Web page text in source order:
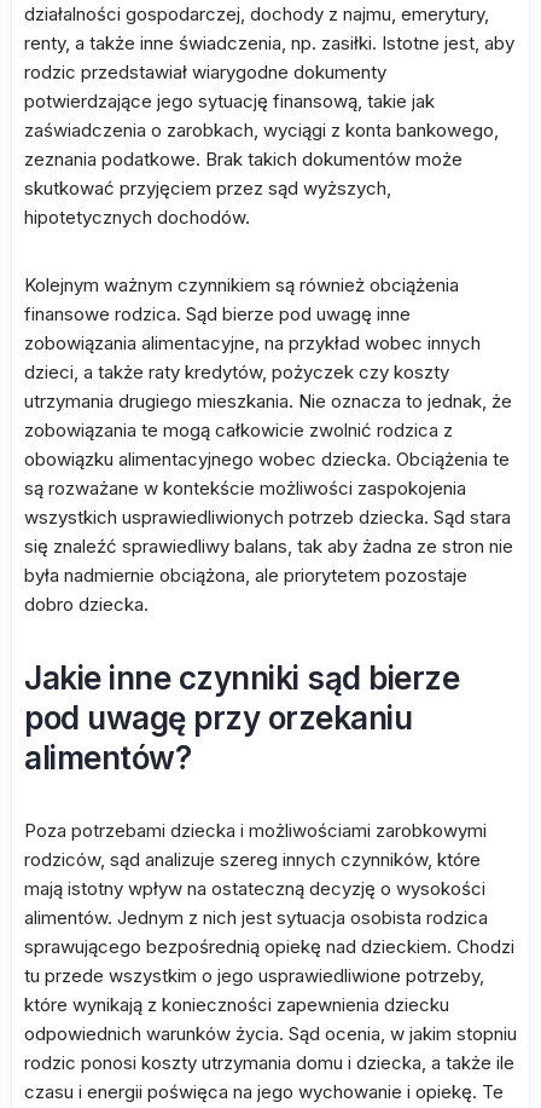
działalności gospodarczej, dochody z najmu, emerytury,
renty, a także inne świadczenia, np. zasiłki. Istotne jest, aby
rodzic przedstawiał wiarygodne dokumenty
potwierdzające jego sytuację finansową, takie jak
zaświadczenia o zarobkach, wyciągi z konta bankowego,
zeznania podatkowe. Brak takich dokumentów może
skutkować przyjęciem przez sąd wyższych,
hipotetycznych dochodów.
Kolejnym ważnym czynnikiem są również obciążenia
finansowe rodzica. Sąd bierze pod uwagę inne
zobowiązania alimentacyjne, na przykład wobec innych
dzieci, a także raty kredytów, pożyczek czy koszty
utrzymania drugiego mieszkania. Nie oznacza to jednak, że
zobowiązania te mogą całkowicie zwolnić rodzica z
obowiązku alimentacyjnego wobec dziecka. Obciążenia te
są rozważane w kontekście możliwości zaspokojenia
wszystkich usprawiedliwionych potrzeb dziecka. Sąd stara
się znaleźć sprawiedliwy balans, tak aby żadna ze stron nie
była nadmiernie obciążona, ale priorytetem pozostaje
dobro dziecka.
Jakie inne czynniki sąd bierze
pod uwagę przy orzekaniu
alimentów?
Poza potrzebami dziecka i możliwościami zarobkowymi
rodziców, sąd analizuje szereg innych czynników, które
mają istotny wpływ na ostateczną decyzję o wysokości
alimentów. Jednym z nich jest sytuacja osobista rodzica
sprawującego bezpośrednią opiekę nad dzieckiem. Chodzi
tu przede wszystkim o jego usprawiedliwione potrzeby,
które wynikają z konieczności zapewnienia dziecku
odpowiednich warunków życia. Sąd ocenia, w jakim stopniu
rodzic ponosi koszty utrzymania domu i dziecka, a także ile
czasu i energii poświęca na jego wychowanie i opiekę. Te